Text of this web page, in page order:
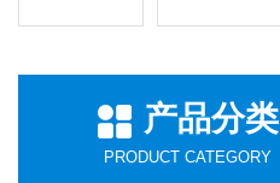
产品分类
PRODUCT CATEGORY